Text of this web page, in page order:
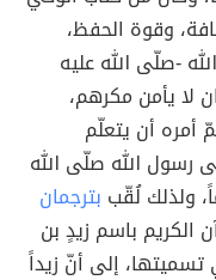
وقوة الحفظ،
-صلّى الله عليه
لا يأمن مكرهم،
أمره أن يتعلّم
رسول الله صلّى الله
ولذلك لُقّب بترجمان
الكريم باسم زيدٍ بن
إلى أنّ زيداً